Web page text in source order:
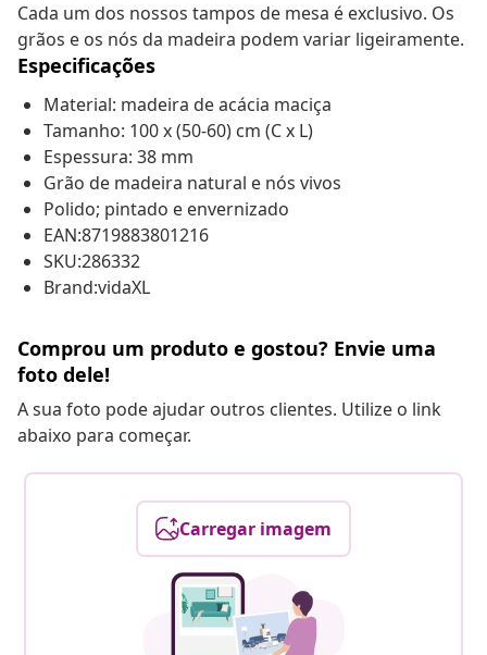
Cada um dos nossos tampos de mesa é exclusivo. Os
grãos e os nós da madeira podem variar ligeiramente.
Especificações
Material: madeira de acácia maciça
Tamanho: 100 x (50-60) cm (C x L)
Espessura: 38 mm
Grão de madeira natural e nós vivos
Polido; pintado e envernizado
EAN:8719883801216
SKU:286332
Brand:vidaXL
Comprou um produto e gostou? Envie uma
foto dele!
A sua foto pode ajudar outros clientes. Utilize o link
abaixo para começar.
Carregar imagem